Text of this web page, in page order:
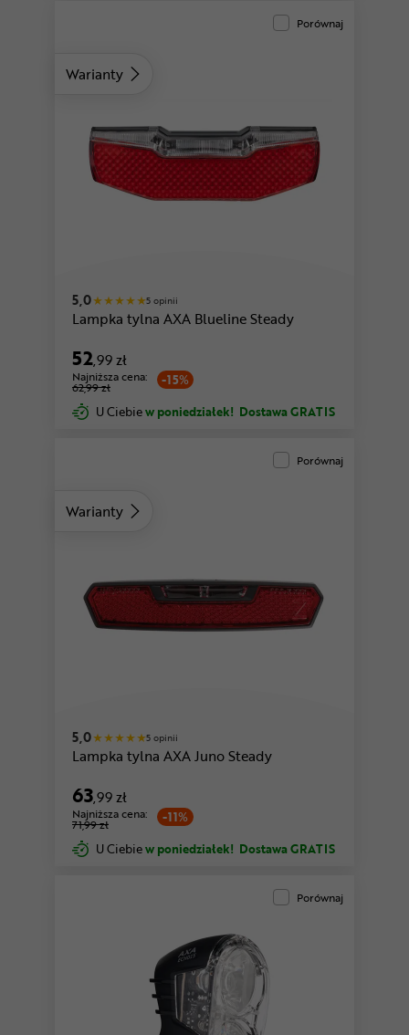
Warianty
Porównaj
5,0 5 opinii
Lampka tylna AXA Blueline Steady
52,99 zł
-15%
Najniższa cena:
62,99 zł
U Ciebiew poniedziałek! Dostawa GRATIS
Warianty
Porównaj
5,0 5 opinii
Lampka tylna AXA Juno Steady
63,99 zł
-11%
Najniższa cena:
71,99 zł
U Ciebiew poniedziałek! Dostawa GRATIS
Porównaj